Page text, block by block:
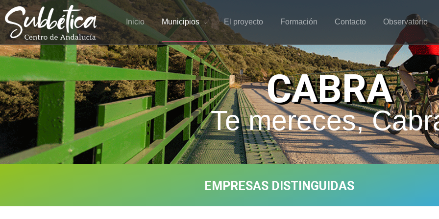
Inicio Municipios El proyecto Formación Contacto Observatorio
CABRA
Te mereces,
EMPRESAS DISTINGUIDAS